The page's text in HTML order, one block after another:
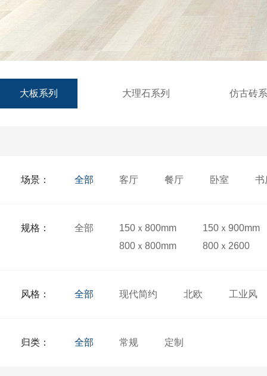
大板系列 大理石系列 仿古砖
场景： 全部 客厅 餐厅 卧室 书
规格： 全部 150ｘ800mm
150ｘ900mm
800ｘ800mm
800ｘ2600
风格： 全部 现代简约 北欧 工业风
归类： 全部 常规 定制